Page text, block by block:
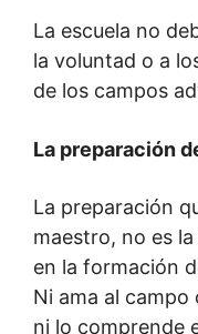
La escuela no
la voluntad o a
de los campos
La preparación
La preparación
maestro, no es
en la formación
Ni ama al
ni lo comprende